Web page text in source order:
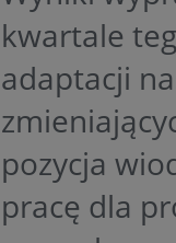
kwartale
adaptacji
pozycja
pracę dla